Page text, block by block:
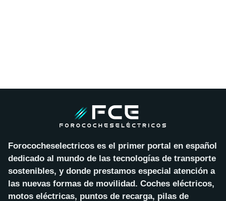
Forococheselectricos es el primer portal en español
dedicado al mundo de las tecnologías de transporte
sostenibles, y donde prestamos especial atención a
las nuevas formas de movilidad. Coches eléctricos,
motos eléctricas, puntos de recarga, pilas de